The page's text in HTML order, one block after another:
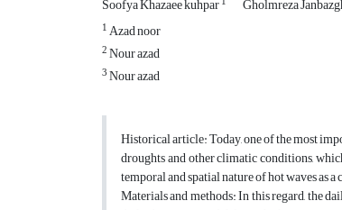
Soofya Khazaee kuhpar Gholmreza
1Azad noor
2Nour azad
3Nour azad
Historical article: Today, one of the most
droughts and other climatic conditions,
temporal and spatial nature of hot waves as
Materials and methods: In this regard, the